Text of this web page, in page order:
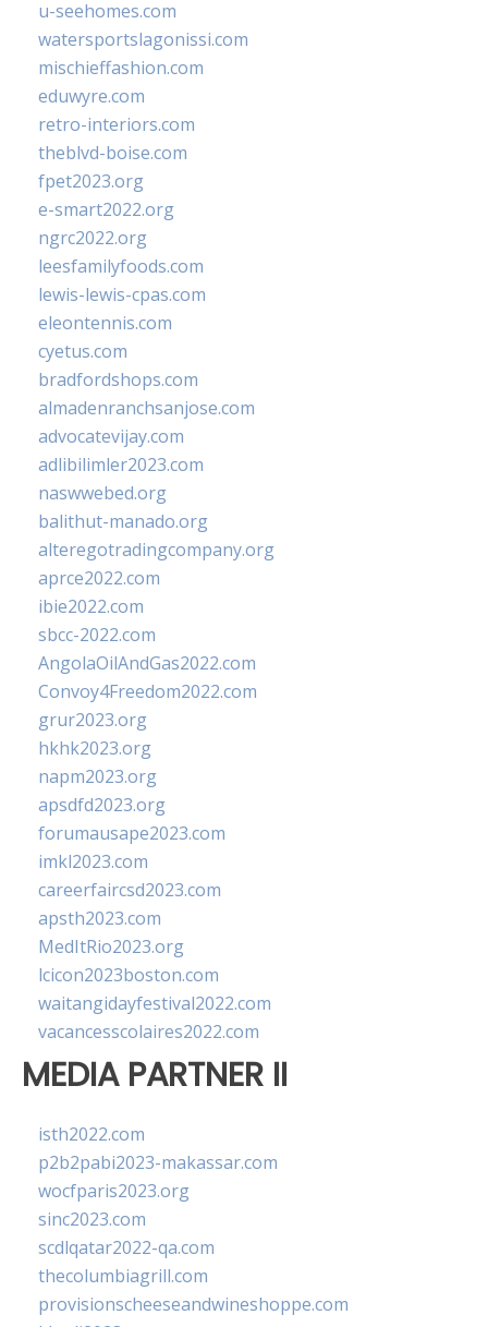
u-seehomes.com
watersportslagonissi.com
mischieffashion.com
eduwyre.com
retro-interiors.com
theblvd-boise.com
fpet2023.org
e-smart2022.org
ngrc2022.org
leesfamilyfoods.com
lewis-lewis-cpas.com
eleontennis.com
cyetus.com
bradfordshops.com
almadenranchsanjose.com
advocatevijay.com
adlibilimler2023.com
naswwebed.org
balithut-manado.org
alteregotradingcompany.org
aprce2022.com
ibie2022.com
sbcc-2022.com
AngolaOilAndGas2022.com
Convoy4Freedom2022.com
grur2023.org
hkhk2023.org
napm2023.org
apsdfd2023.org
forumausape2023.com
imkl2023.com
careerfaircsd2023.com
apsth2023.com
MedItRio2023.org
lcicon2023boston.com
waitangidayfestival2022.com
vacancesscolaires2022.com
MEDIA PARTNER II
isth2022.com
p2b2pabi2023-makassar.com
wocfparis2023.org
sinc2023.com
scdlqatar2022-qa.com
thecolumbiagrill.com
provisionscheeseandwineshoppe.com